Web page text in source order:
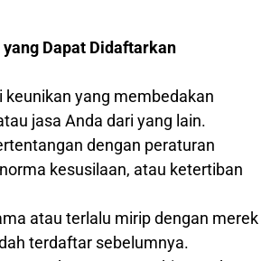
Dapat Didaftarkan
keunikan yang membedakan
jasa Anda dari yang lain.
dengan peraturan
kesusilaan, atau ketertiban
atau terlalu mirip dengan merek
terdaftar sebelumnya.